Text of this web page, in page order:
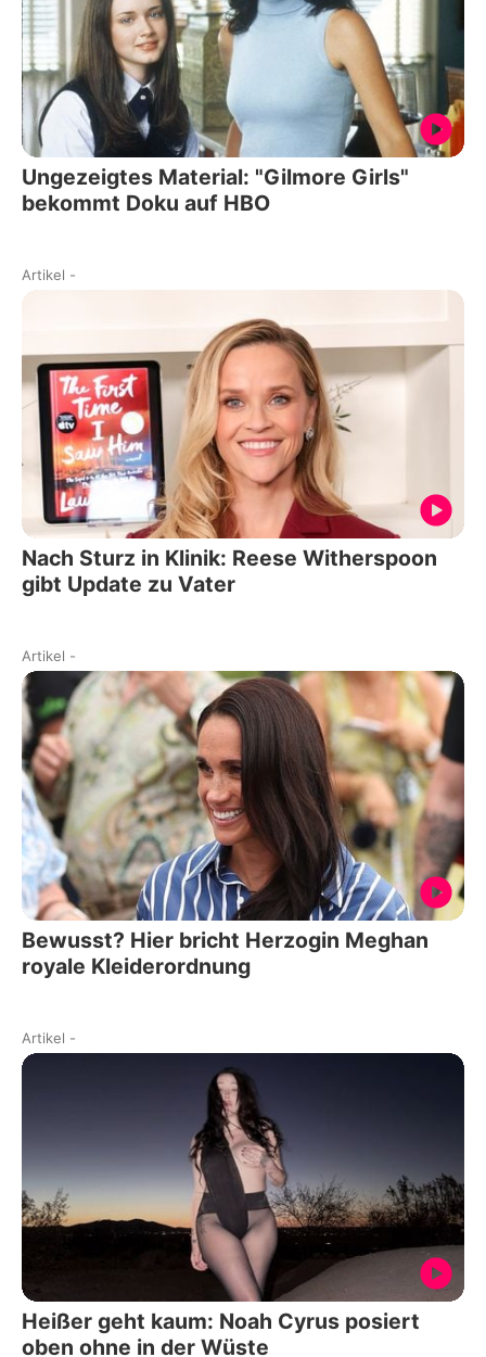
Ungezeigtes Material: "Gilmore Girls"
bekommt Doku auf HBO
Artikel -
Nach Sturz in Klinik: Reese Witherspoon
gibt Update zu Vater
Artikel -
Bewusst? Hier bricht Herzogin Meghan
royale Kleiderordnung
Artikel -
Heißer geht kaum: Noah Cyrus posiert
oben ohne in der Wüste